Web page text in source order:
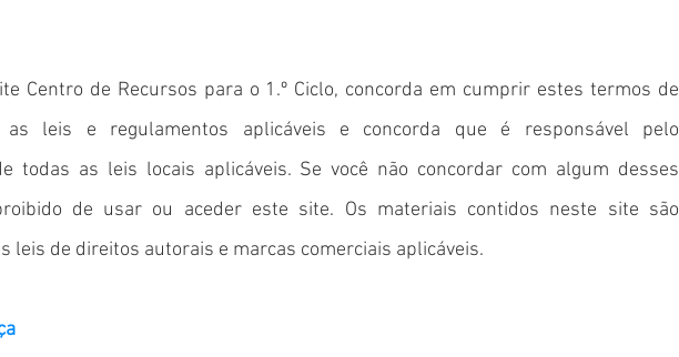
Centro de Recursos para o 1.º Ciclo, concorda em cumprir estes termos de
as leis e regulamentos aplicáveis ​​e concorda que é responsável pelo
todas as leis locais aplicáveis. Se você não concordar com algum desses
de usar ou aceder este site. Os materiais contidos neste site são
leis de direitos autorais e marcas comerciais aplicáveis.